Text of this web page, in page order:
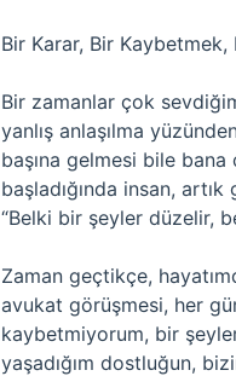
Bir Karar, Bir
Bir zamanlar çok
yanlış anlaşılma
başına gelmesi bile
başladığında insan,
“Belki bir şeyler düzelir,
Zaman geçtikçe,
avukat görüşmesi, her
kaybetmiyorum, bir
yaşadığım dostluğun,